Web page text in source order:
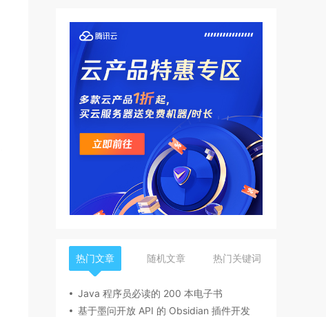
热门文章 随机文章 热门关键词
Java 程序员必读的 200 本电子书
基于墨问开放 API 的 Obsidian 插件开发